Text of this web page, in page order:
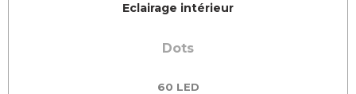
Eclairage intérieur
Dots
60 LED